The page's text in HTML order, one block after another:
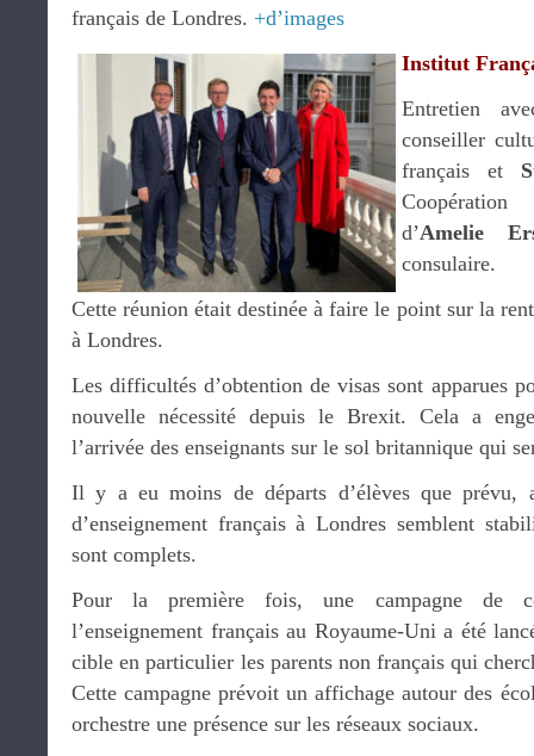
français de Londres. +d’images
Institut
Entretien
conseiller
français et
d’Amelie
consulaire.
Cette réunion était destinée à faire le point sur la
à Londres.
Les difficultés d’obtention de visas sont apparues
nouvelle nécessité depuis le Brexit. Cela a
l’arrivée des enseignants sur le sol britannique qui
Il y a eu moins de départs d’élèves que prévu,
d’enseignement français à Londres semblent
sont complets.
Pour la première fois, une campagne de
l’enseignement français au Royaume-Uni a été
cible en particulier les parents non français qui
Cette campagne prévoit un affichage autour des
orchestre une présence sur les réseaux sociaux.